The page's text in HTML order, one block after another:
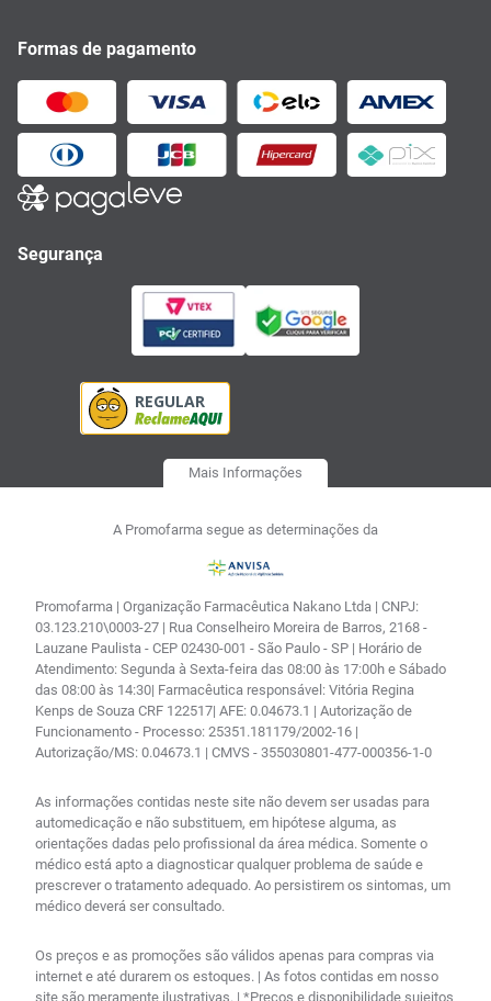
Formas de pagamento
Segurança
Mais Informações
A Promofarma segue as determinações da
Promofarma | Organização Farmacêutica Nakano Ltda | CNPJ:
03.123.210\0003-27 | Rua Conselheiro Moreira de Barros, 2168 -
Lauzane Paulista - CEP 02430-001 - São Paulo - SP | Horário de
Atendimento: Segunda à Sexta-feira das 08:00 às 17:00h e Sábado
das 08:00 às 14:30| Farmacêutica responsável: Vitória Regina
Kenps de Souza CRF 122517| AFE: 0.04673.1 | Autorização de
Funcionamento - Processo: 25351.181179/2002-16 |
Autorização/MS: 0.04673.1 | CMVS - 355030801-477-000356-1-0
As informações contidas neste site não devem ser usadas para
automedicação e não substituem, em hipótese alguma, as
orientações dadas pelo profissional da área médica. Somente o
médico está apto a diagnosticar qualquer problema de saúde e
prescrever o tratamento adequado. Ao persistirem os sintomas, um
médico deverá ser consultado.
Os preços e as promoções são válidos apenas para compras via
internet e até durarem os estoques. | As fotos contidas em nosso
site são meramente ilustrativas. | *Preços e disponibilidade sujeitos